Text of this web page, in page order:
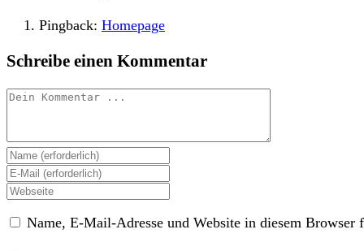
Pingback: Homepage
Schreibe einen Kommentar
Kommentieren
Gib
deinen
Namen
oder
Benutzernamen
Gib
deine
E-
Mail-
Gib
Website-
Name, E-Mail-Adresse und Website in diesem Browser